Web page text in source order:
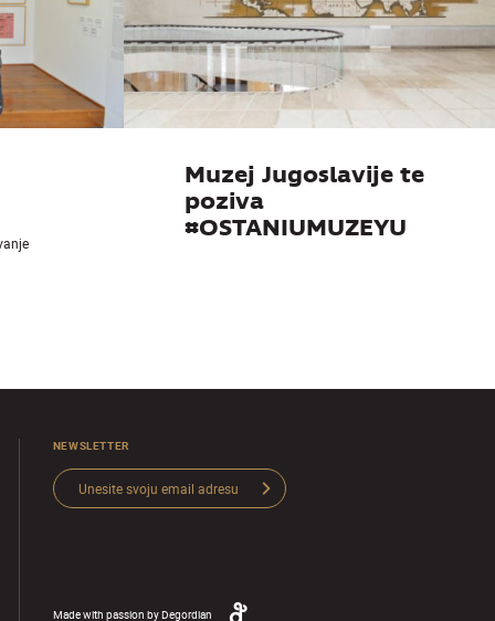
Muzej Jugoslavije te
poziva
#OSTANIUMUZEYU
NEWSLETTER
Made with passion byDegordian